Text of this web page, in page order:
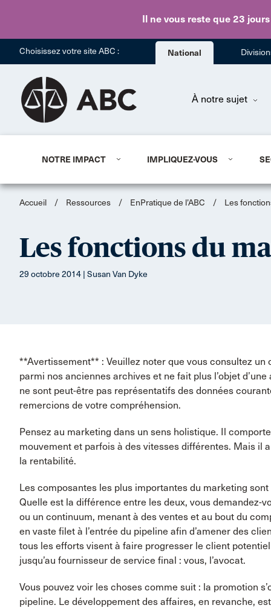
Il ne vous reste que 23 jours
Choisissez votre site ABC : National
À notre sujet
NOTRE IMPACT IMPLIQUEZ-VOUS
Accueil / Ressources / EnPratique de l’ABC / Les
Les fonctions du
29 octobre 2014 | Susan Van Dyke
**Avertissement** : Veuillez noter que vous consultez
parmi nos anciennes archives et ne fait plus l’objet
ne sont peut-être pas représentatifs des données
remercions de votre compréhension.
Pensez au marketing dans un sens holistique. Il
mouvement et parfois à des vitesses différentes. Mais il
la rentabilité.
Les composantes les plus importantes du marketing
Quelle est la différence entre les deux, vous demandez-
ou un continuum, menant à des ventes et au bout du
en vaste filet à l’entrée du pipeline afin d’amener des
tous les efforts visent à faire progresser le client
jusqu’au fournisseur de service final : vous, l’avocat.
Vous pouvez voir les choses comme suit : la promotion
pipeline. Le développement des affaires, en revanche,